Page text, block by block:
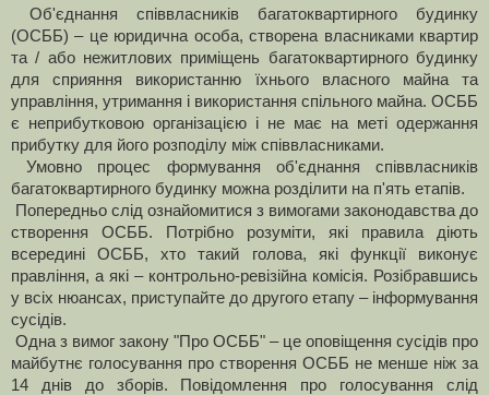
Об'єднання співвласників багатоквартирного будинку
(ОСББ) – це юридична особа, створена власниками квартир
та / або нежитлових приміщень багатоквартирного будинку
для сприяння використанню їхнього власного майна та
управління, утримання і використання спільного майна. ОСББ
є неприбутковою організацією і не має на меті одержання
прибутку для його розподілу між співвласниками.
Умовно процес формування об'єднання співвласників
багатоквартирного будинку можна розділити на п'ять етапів.
Попередньо слід ознайомитися з вимогами законодавства до
створення ОСББ. Потрібно розуміти, які правила діють
всередині ОСББ, хто такий голова, які функції виконує
правління, а які – контрольно-ревізійна комісія. Розібравшись
у всіх нюансах, приступайте до другого етапу – інформування
сусідів.
Одна з вимог закону "Про ОСББ" – це оповіщення сусідів про
майбутнє голосування про створення ОСББ не менше ніж за
14 днів до зборів. Повідомлення про голосування слід